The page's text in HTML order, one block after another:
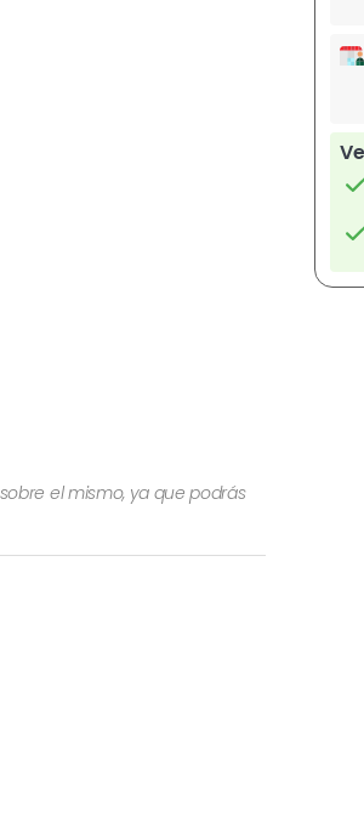
el mismo, ya que podrás